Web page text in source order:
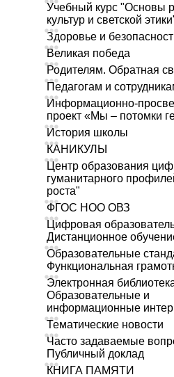
Учебный курс "Основы
культур и светской
Здоровье и
Великая победа
Родителям. Обратная
Педагогам и
Информационно-
проект «Мы – потомки
История школы
КАНИКУЛЫ
Центр образования
гуманитарного
роста"
ФГОС НОО ОВЗ
Цифровая
Дистанционное
Образовательные
Функциональная
Электронная
Образовательные и
информационные
Тематические новости
Часто задаваемые
Публичный доклад
КНИГА ПАМЯТИ